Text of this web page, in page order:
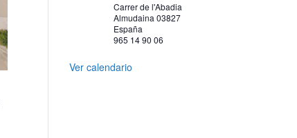
Carrer de l'Abadia
Almudaina03827
España
965 14 90 06
Ver calendario